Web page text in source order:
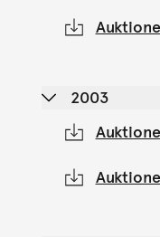
2003